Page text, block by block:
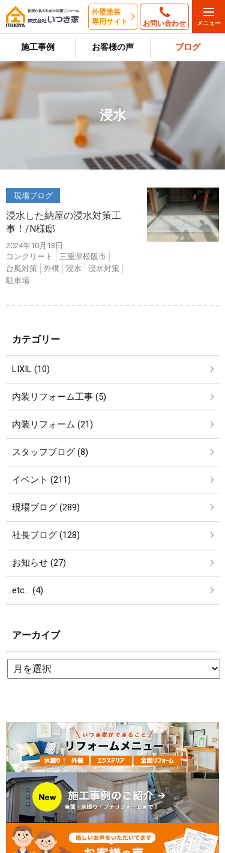
外壁塗装
専用サイト
お問い合わせ
施工事例 お客様の声 ブログ
浸水
現場ブログ
浸水した納屋の浸水対策工
事！/N様邸
2024年10月13日
コンクリート
三重県松阪市
台風対策
外構 浸水
浸水対策
駐車場
カテゴリー
LIXIL (10)
内装リフォーム工事 (5)
内装リフォーム (21)
スタッフブログ (8)
イベント (211)
現場ブログ (289)
社長ブログ (128)
お知らせ (27)
etc… (4)
アーカイブ